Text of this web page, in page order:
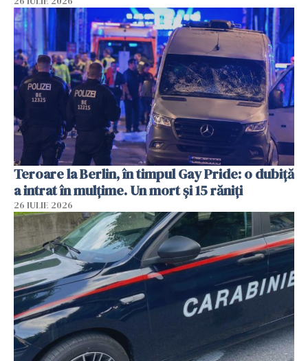
Teroare la Berlin, în timpul Gay Pride: o dubiță
a intrat în mulțime. Un mort și 15 răniți
26 IULIE 2026